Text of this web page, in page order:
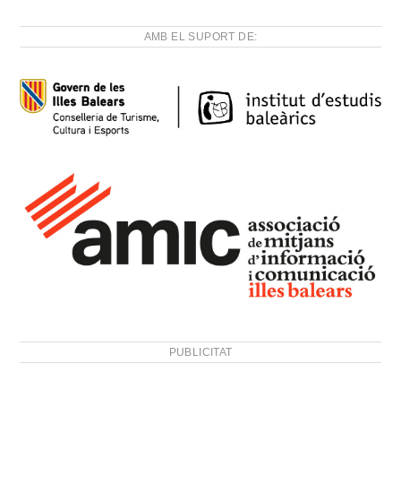
AMB EL SUPORT DE:
PUBLICITAT